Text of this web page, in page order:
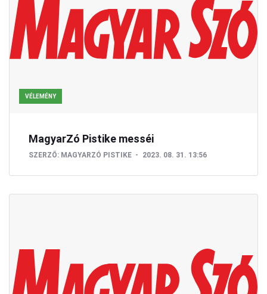
VÉLEMÉNY
MagyarZó Pistike messéi
SZERZŐ: MAGYARZÓ PISTIKE 2023. 08. 31. 13:56